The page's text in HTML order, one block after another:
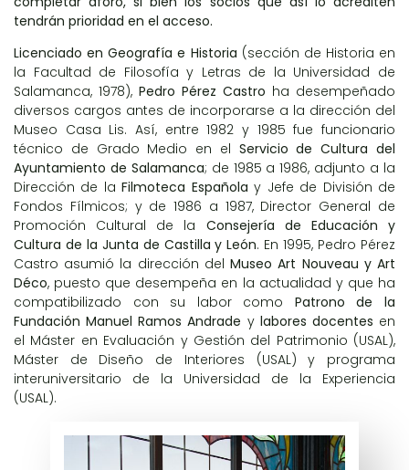
tendrán prioridad en el acceso.
Licenciado en Geografía e Historia (sección de Historia en
la Facultad de Filosofía y Letras de la Universidad de
Salamanca, 1978), Pedro Pérez Castro ha desempeñado
diversos cargos antes de incorporarse a la dirección del
Museo Casa Lis. Así, entre 1982 y 1985 fue funcionario
técnico de Grado Medio en el Servicio de Cultura del
Ayuntamiento de Salamanca; de 1985 a 1986, adjunto a la
Dirección de laFilmoteca Española y Jefe de División de
Fondos Fílmicos; y de 1986 a 1987, Director General de
Promoción Cultural de la Consejería de Educación y
Cultura de la Junta de Castilla y León. En 1995, Pedro Pérez
Castro asumió la dirección delMuseo Art Nouveau y Art
Déco, puesto que desempeña en la actualidad y que ha
compatibilizado con su labor como Patrono de la
Fundación Manuel Ramos Andrade y labores docentes en
el Máster en Evaluación y Gestión del Patrimonio (USAL),
Máster de Diseño de Interiores (USAL) y programa
interuniversitario de la Universidad de la Experiencia
(USAL).